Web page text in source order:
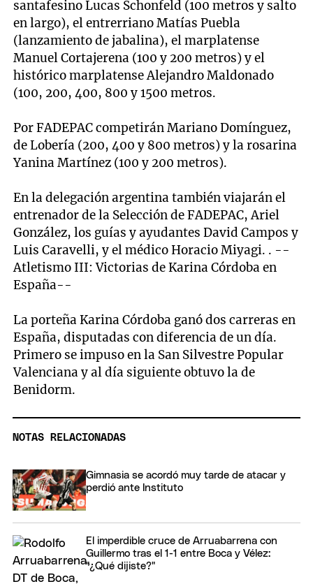
santafesino Lucas Schonfeld (100 metros y salto
en largo), el entrerriano Matías Puebla
(lanzamiento de jabalina), el marplatense
Manuel Cortajerena (100 y 200 metros) y el
histórico marplatense Alejandro Maldonado
(100, 200, 400, 800 y 1500 metros.
Por FADEPAC competirán Mariano Domínguez,
de Lobería (200, 400 y 800 metros) y la rosarina
Yanina Martínez (100 y 200 metros).
En la delegación argentina también viajarán el
entrenador de la Selección de FADEPAC, Ariel
González, los guías y ayudantes David Campos y
Luis Caravelli, y el médico Horacio Miyagi. . --
Atletismo III: Victorias de Karina Córdoba en
España--
La porteña Karina Córdoba ganó dos carreras en
España, disputadas con diferencia de un día.
Primero se impuso en la San Silvestre Popular
Valenciana y al día siguiente obtuvo la de
Benidorm.
NOTAS RELACIONADAS
Gimnasia se acordó muy tarde de atacar y
perdió ante Instituto
El imperdible cruce de Arruabarrena con
Guillermo tras el 1-1 entre Boca y Vélez:
"¿Qué dijiste?"